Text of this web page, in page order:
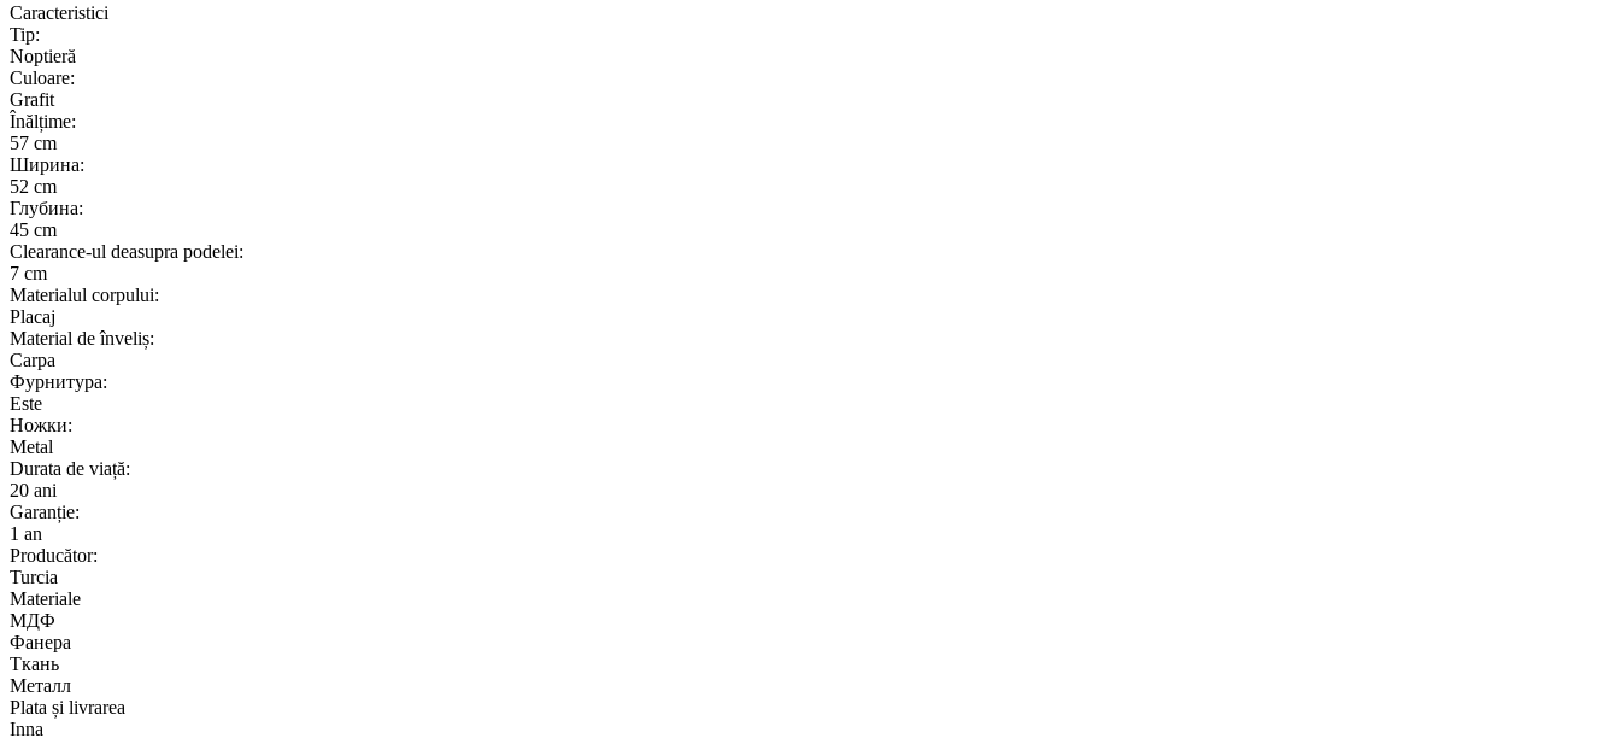
Caracteristici
Tip:
Noptieră
Culoare:
Grafit
Înălțime:
57 cm
Ширина:
52 cm
Глубина:
45 cm
Clearance-ul deasupra podelei:
7 cm
Materialul corpului:
Placaj
Material de înveliș:
Carpa
Фурнитура:
Este
Ножки:
Metal
Durata de viață:
20 ani
Garanție:
1 an
Producător:
Turcia
Materiale
МДФ
Фанера
Ткань
Металл
Plata și livrarea
Inna